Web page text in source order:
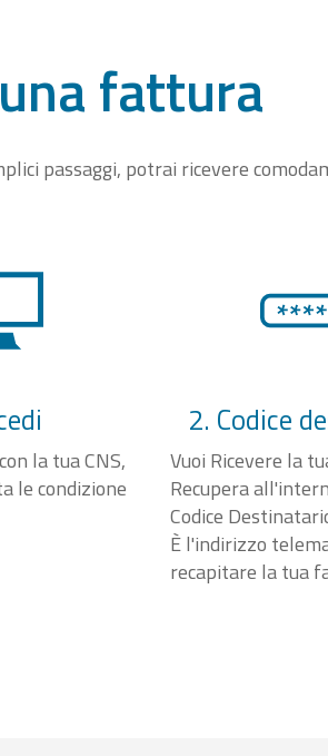
fattura
passaggi, potrai ricevere
la tua CNS,
le condizione
2. Codice
Vuoi Ricevere la
Recupera
Codice
È l'indirizzo
recapitare la tua